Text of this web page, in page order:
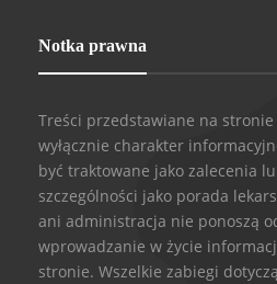
Notka prawna
Treści przedstawiane na
wyłącznie charakter
być traktowane jako zalecenia
szczególności jako porada
ani administracja nie ponoszą
wprowadzanie w życie
stronie. Wszelkie zabiegi